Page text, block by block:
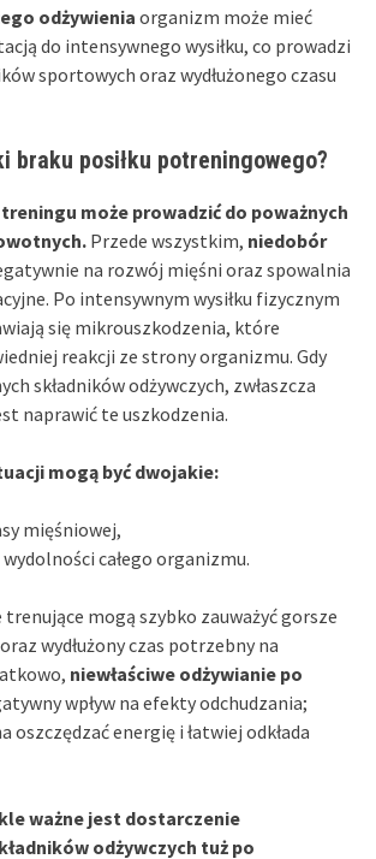
odżywienia organizm może mieć
do intensywnego wysiłku, co prowadzi
sportowych oraz wydłużonego czasu
braku posiłku potreningowego?
może prowadzić do poważnych
Przede wszystkim, niedobór
na rozwój mięśni oraz spowalnia
Po intensywnym wysiłku fizycznym
się mikrouszkodzenia, które
reakcji ze strony organizmu. Gdy
składników odżywczych, zwłaszcza
naprawić te uszkodzenia.
mogą być dwojakie:
mięśniowej,
całego organizmu.
mogą szybko zauważyć gorsze
wydłużony czas potrzebny na
niewłaściwe odżywianie po
wpływ na efekty odchudzania;
oszczędzać energię i łatwiej odkłada
ważne jest dostarczenie
odżywczych tuż po